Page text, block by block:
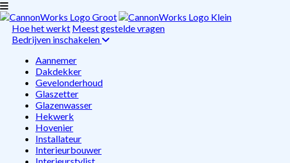
Hoe het werkt Meest gestelde vragen
Bedrijven inschakelen
Aannemer
Dakdekker
Gevelonderhoud
Glaszetter
Glazenwasser
Hekwerk
Hovenier
Installateur
Interieurbouwer